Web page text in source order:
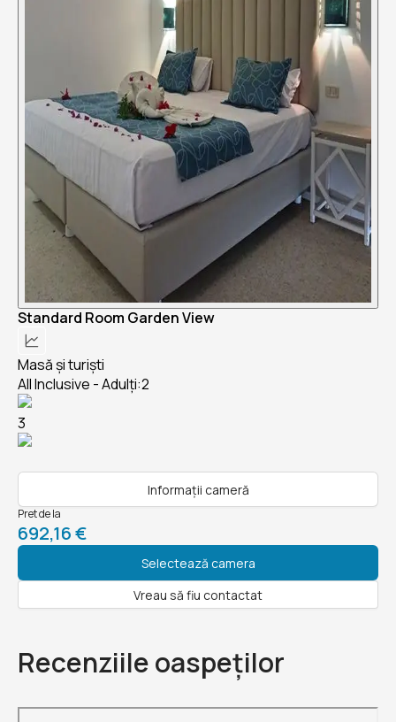
Standard Room Garden View
Masă și turiști
All Inclusive - Adulți:2
3
Informații cameră
Pret de la
692,16 €
Selectează camera
Vreau să fiu contactat
Recenziile oaspeților